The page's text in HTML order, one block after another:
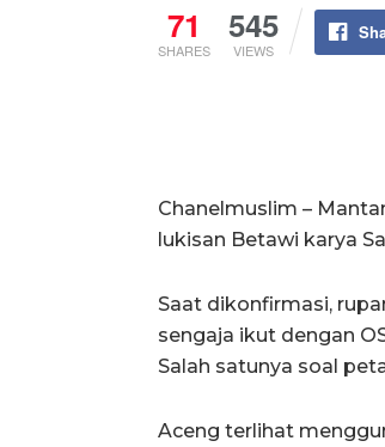
71
SHARES
545
VIEWS
Chanelmuslim –
lukisan Betawi karya
Saat dikonfirmasi,
sengaja ikut dengan
Salah satunya soal
Aceng terlihat